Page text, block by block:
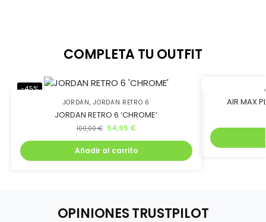
COMPLETA TU OUTFIT
-45%
JORDAN,JORDAN RETRO 6
JORDAN RETRO 6 ‘CHROME’
100,00€ 54,95 €
Añadir al carrito
AIR MAX
OPINIONES TRUSTPILOT